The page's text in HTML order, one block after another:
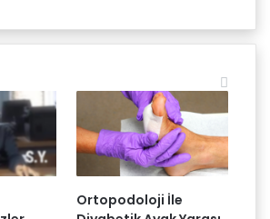
Ortopodoloji İle